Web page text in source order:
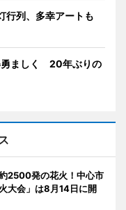
列、多幸アートも
勇ましく 20年ぶりの
2500発の花火！中心市
大会」は8月14日に開